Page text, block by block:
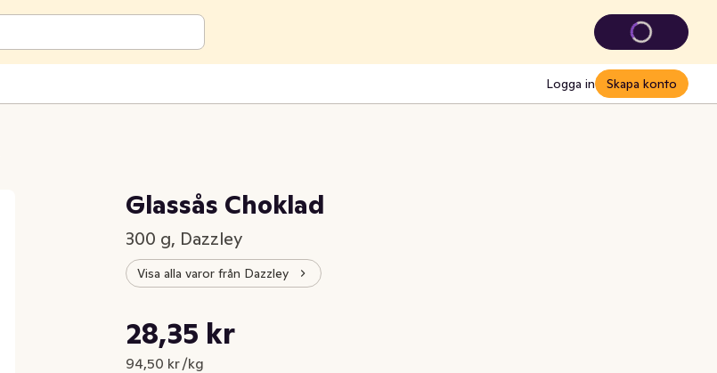
Logga in Skapa konto
Glassås Choklad
300 g, Dazzley
Visa alla varor från Dazzley
Nuvarande pris är: 28,35 kr
28,35 kr
94,50 kr /kg
Styckpris: 94,50 kr /kg